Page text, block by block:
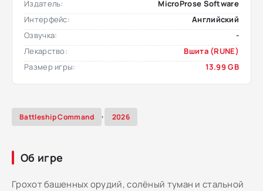
Издатель:
MicroProse Software
Интерфейс:
Английский
Озвучка:
-
Лекарство:
Вшита (RUNE)
Размер игры:
13.99 GB
Battleship Command , 2026
Об игре
Грохот башенных орудий, солёный туман и стальной